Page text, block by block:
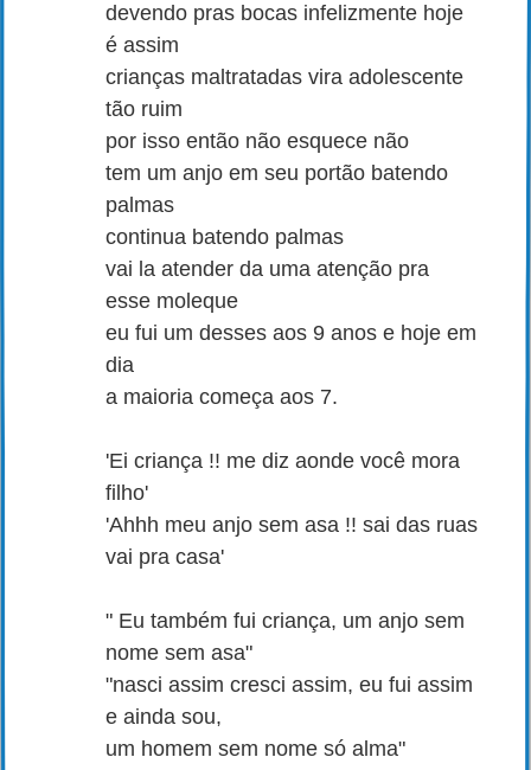
devendo pras bocas infelizmente hoje
é assim
crianças maltratadas vira adolescente
tão ruim
por isso então não esquece não
tem um anjo em seu portão batendo
palmas
continua batendo palmas
vai la atender da uma atenção pra
esse moleque
eu fui um desses aos 9 anos e hoje em
dia
a maioria começa aos 7.
'Ei criança !! me diz aonde você mora
filho'
'Ahhh meu anjo sem asa !! sai das ruas
vai pra casa'
" Eu também fui criança, um anjo sem
nome sem asa"
"nasci assim cresci assim, eu fui assim
e ainda sou,
um homem sem nome só alma"